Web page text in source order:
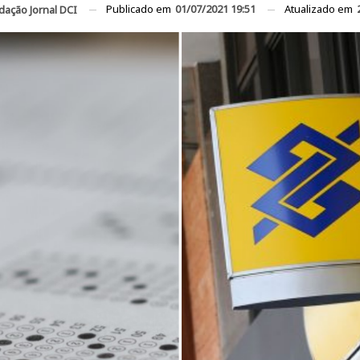
Jornal DCI Publicado em 01/07/2021 19:51 Atualizado em